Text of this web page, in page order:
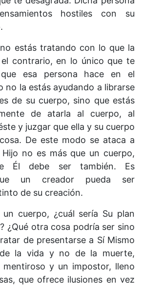
hostiles con su
estás tratando con lo que la
contrario, en lo único que te
esa persona hace en el
no la estás ayudando a librarse
de su cuerpo, sino que estás
de atarla al cuerpo, al
y juzgar que ella y su cuerpo
De este modo se ataca a
Hijo no es más que un cuerpo,
Él debe ser también. Es
un creador pueda ser
de su creación.
cuerpo, ¿cuál sería Su plan
¿Qué otra cosa podría ser sino
de presentarse a Sí Mismo
la vida y no de la muerte,
mentiroso y un impostor, lleno
que ofrece ilusiones en vez